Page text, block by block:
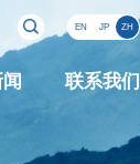
EN JP ZH
联系我们